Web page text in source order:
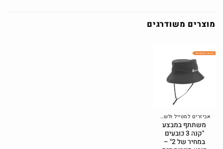
מוצרים משודרגים
אביזרים למטייל ולשטח
משתתף במבצע
"קנה 3 כובעים
במחיר של 2" –